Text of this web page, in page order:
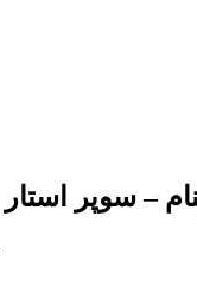
– سوپر استار